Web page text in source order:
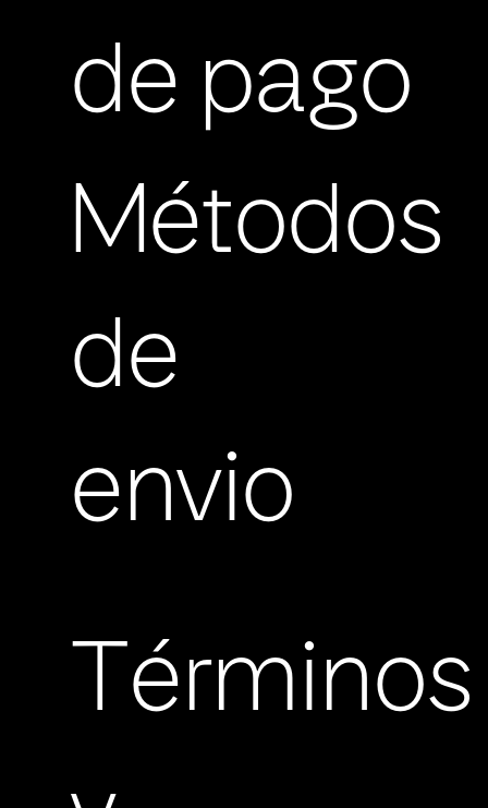
de pago
Métodos
de
envio
Términos